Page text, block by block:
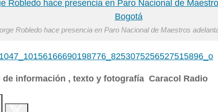
Robledo hace presencia en Paro Nacional de Maestros
de información , texto y fotografía Caracol Radio